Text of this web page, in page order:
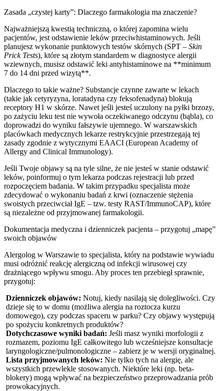
Zasada „czystej karty”: Dlaczego farmakologia ma znaczenie?
Najważniejszą kwestią techniczną, o której zapomina wielu
pacjentów, jest odstawienie leków przeciwhistaminowych. Jeśli
planujesz wykonanie punktowych testów skórnych (SPT – Skin
Prick Tests), które są złotym standardem w diagnostyce alergii
wziewnych, musisz odstawić leki antyhistaminowe na **minimum
7 do 14 dni przed wizytą**.
Dlaczego to takie ważne? Substancje czynne zawarte w lekach
(takie jak cetyryzyna, loratadyna czy feksofenadyna) blokują
receptory H1 w skórze. Nawet jeśli jesteś uczulony na pyłki brzozy,
po zażyciu leku test nie wywoła oczekiwanego odczynu (bąbla), co
doprowadzi do wyniku fałszywie ujemnego. W warszawskich
placówkach medycznych lekarze restrykcyjnie przestrzegają tej
zasady zgodnie z wytycznymi EAACI (European Academy of
Allergy and Clinical Immunology).
Jeśli Twoje objawy są na tyle silne, że nie jesteś w stanie odstawić
leków, poinformuj o tym lekarza podczas rejestracji lub przed
rozpoczęciem badania. W takim przypadku specjalista może
zdecydować o wykonaniu badań z krwi (oznaczenie stężenia
swoistych przeciwciał IgE – tzw. testy RAST/ImmunoCAP), które
są niezależne od przyjmowanej farmakologii.
Dokumentacja medyczna i dzienniczek pacjenta – przygotuj „mapę”
swoich objawów
Alergolog w Warszawie to specjalista, który na podstawie wywiadu
musi odróżnić reakcję alergiczną od infekcji wirusowej czy
drażniącego wpływu smogu. Aby proces ten przebiegł sprawnie,
przygotuj:
Dzienniczek objawów: Notuj, kiedy nasilają się dolegliwości. Czy
dzieje się to w domu (możliwa alergia na roztocza kurzu
domowego), czy podczas spaceru w parku? Czy objawy występują
po spożyciu konkretnych produktów?
Dotychczasowe wyniki badań: Jeśli masz wyniki morfologii z
rozmazem, poziomu IgE całkowitego lub wcześniejsze konsultacje
laryngologiczne/pulmonologiczne – zabierz je w wersji oryginalnej.
Lista przyjmowanych leków: Nie tylko tych na alergię, ale
wszystkich przewlekle stosowanych. Niektóre leki (np. beta-
blokery) mogą wpływać na bezpieczeństwo przeprowadzania prób
prowokacyjnych.